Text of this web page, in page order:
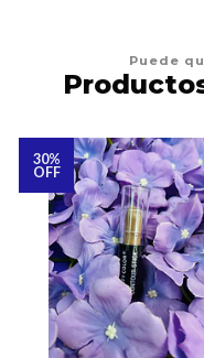
Puede
30%
OFF